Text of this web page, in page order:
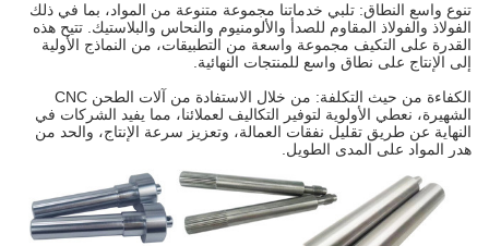
تنوع واسع النطاق: تلبي خدماتنا مجموعة متنوعة من المواد، بما في ذلك
الفولاذ والفولاذ المقاوم للصدأ والألومنيوم والنحاس والبلاستيك. تتيح هذه
القدرة على التكيف مجموعة واسعة من التطبيقات، من النماذج الأولية
إلى الإنتاج على نطاق واسع للمنتجات النهائية.
الكفاءة من حيث التكلفة: من خلال الاستفادة من آلات الطحن CNC
الشهيرة، نعطي الأولوية لتوفير التكاليف لعملائنا، مما يفيد الشركات في
النهاية عن طريق تقليل نفقات العمالة، وتعزيز سرعة الإنتاج، والحد من
هدر المواد على المدى الطويل.